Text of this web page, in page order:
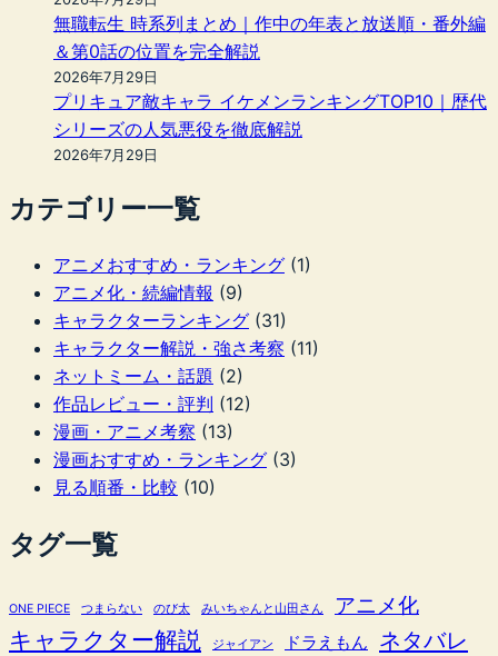
無職転生 時系列まとめ｜作中の年表と放送順・番外編
＆第0話の位置を完全解説
2026年7月29日
プリキュア敵キャラ イケメンランキングTOP10｜歴代
シリーズの人気悪役を徹底解説
2026年7月29日
カテゴリー一覧
アニメおすすめ・ランキング (1)
アニメ化・続編情報 (9)
キャラクターランキング (31)
キャラクター解説・強さ考察 (11)
ネットミーム・話題 (2)
作品レビュー・評判 (12)
漫画・アニメ考察 (13)
漫画おすすめ・ランキング (3)
見る順番・比較 (10)
タグ一覧
ONE PIECE つまらない のび太 みいちゃんと山田さん アニメ化
キャラクター解説 ジャイアン ドラえもん ネタバレ